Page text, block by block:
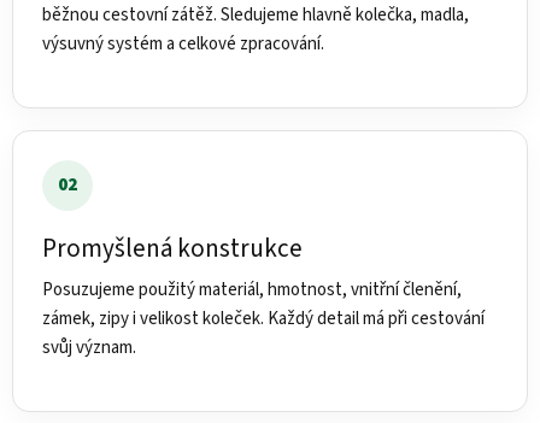
běžnou cestovní zátěž. Sledujeme hlavně kolečka, madla,
výsuvný systém a celkové zpracování.
02
Promyšlená konstrukce
Posuzujeme použitý materiál, hmotnost, vnitřní členění,
zámek, zipy i velikost koleček. Každý detail má při cestování
svůj význam.